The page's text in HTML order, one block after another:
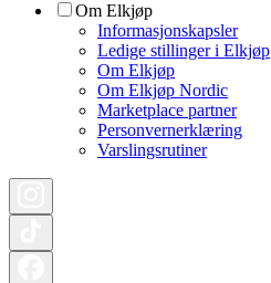
Om Elkjøp
Informasjonskapsler
Ledige stillinger i Elkjøp
Om Elkjøp
Om Elkjøp Nordic
Marketplace partner
Personvernerklæring
Varslingsrutiner